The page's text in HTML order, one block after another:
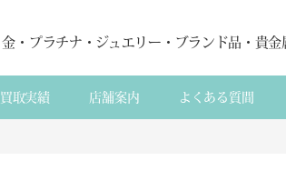
金・プラチナ・ジュエリー・ブランド品・貴
買取実績 店舗案内 よくある質間